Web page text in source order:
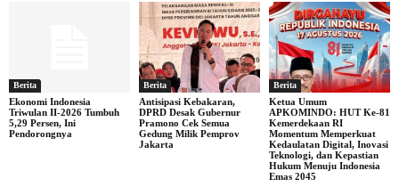
Berita
Ekonomi Indonesia
Triwulan II-2026 Tumbuh
5,29 Persen, Ini
Pendorongnya
Berita
Antisipasi Kebakaran,
DPRD Desak Gubernur
Pramono Cek Semua
Gedung Milik Pemprov
Jakarta
Berita
Ketua Umum
APKOMINDO: HUT Ke-81
Kemerdekaan RI
Momentum Memperkuat
Kedaulatan Digital, Inovasi
Teknologi, dan Kepastian
Hukum Menuju Indonesia
Emas 2045